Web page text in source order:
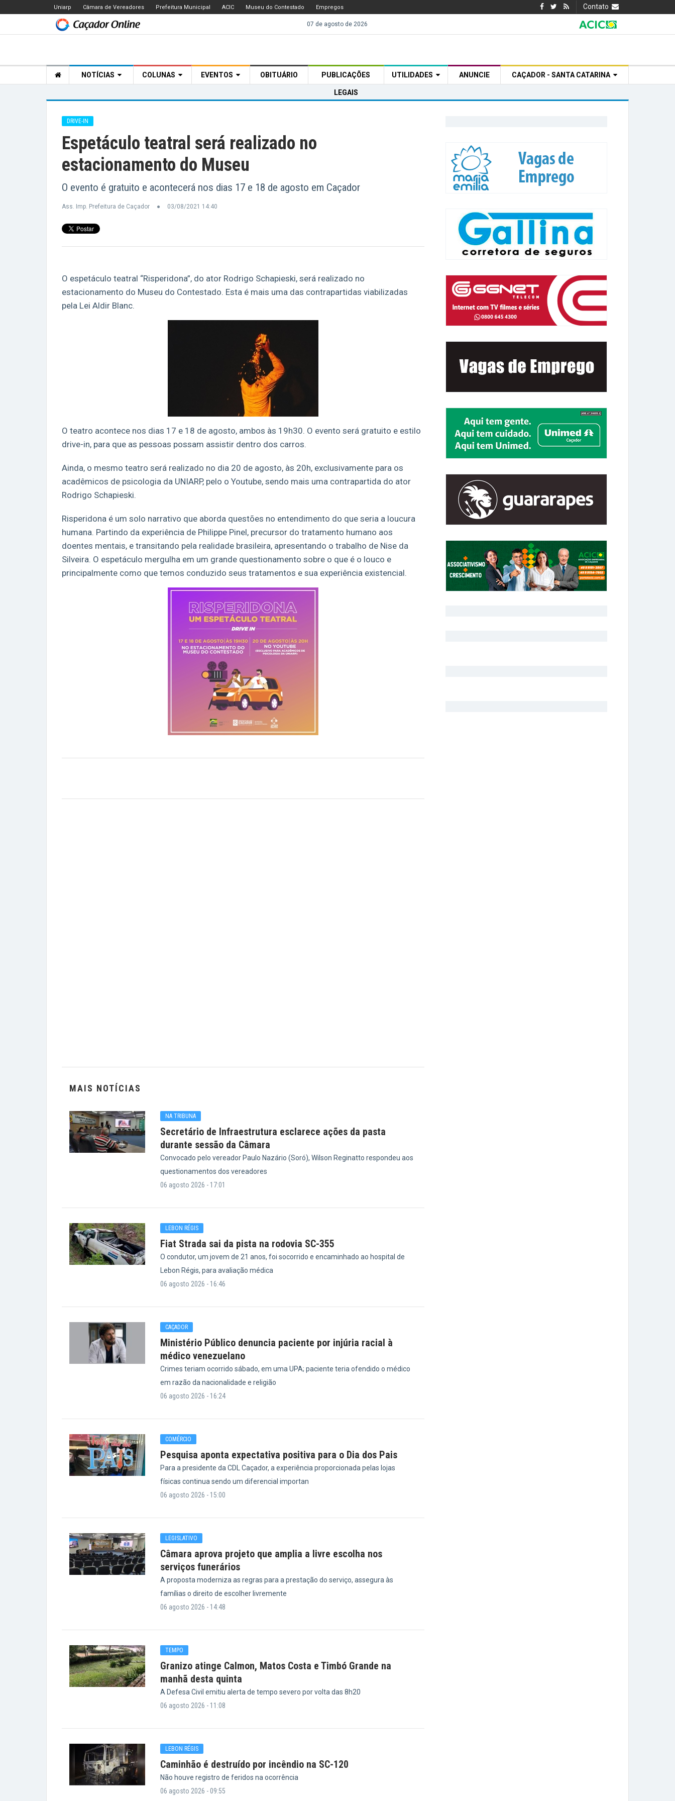
Uniarp Câmara de Vereadores Prefeitura Municipal ACIC Museu do Contestado Empregos Contato
07 de agosto de 2026
NOTÍCIAS COLUNAS EVENTOS OBITUÁRIO PUBLICAÇÕES
LEGAIS
UTILIDADES ANUNCIE CAÇADOR - SANTA CATARINA
DRIVE-IN
Espetáculo teatral será realizado no
estacionamento do Museu
O evento é gratuito e acontecerá nos dias 17 e 18 de agosto em Caçador
Ass. Imp. Prefeitura de Caçador 03/08/2021 14:40
O espetáculo teatral “Risperidona”, do ator Rodrigo Schapieski, será realizado no
estacionamento do Museu do Contestado. Esta é mais uma das contrapartidas viabilizadas
pela Lei Aldir Blanc.
O teatro acontece nos dias 17 e 18 de agosto, ambos às 19h30. O evento será gratuito e estilo
drive-in, para que as pessoas possam assistir dentro dos carros.
Ainda, o mesmo teatro será realizado no dia 20 de agosto, às 20h, exclusivamente para os
acadêmicos de psicologia da UNIARP, pelo o Youtube, sendo mais uma contrapartida do ator
Rodrigo Schapieski.
Risperidona é um solo narrativo que aborda questões no entendimento do que seria a loucura
humana. Partindo da experiência de Philippe Pinel, precursor do tratamento humano aos
doentes mentais, e transitando pela realidade brasileira, apresentando o trabalho de Nise da
Silveira. O espetáculo mergulha em um grande questionamento sobre o que é o louco e
principalmente como que temos conduzido seus tratamentos e sua experiência existencial.
MAIS NOTÍCIAS
NA TRIBUNA
Secretário de Infraestrutura esclarece ações da pasta
durante sessão da Câmara
Convocado pelo vereador Paulo Nazário (Soró), Wilson Reginatto respondeu aos
questionamentos dos vereadores
06 agosto 2026 - 17:01
LEBON RÉGIS
Fiat Strada sai da pista na rodovia SC-355
O condutor, um jovem de 21 anos, foi socorrido e encaminhado ao hospital de
Lebon Régis, para avaliação médica
06 agosto 2026 - 16:46
CAÇADOR
Ministério Público denuncia paciente por injúria racial à
médico venezuelano
Crimes teriam ocorrido sábado, em uma UPA; paciente teria ofendido o médico
em razão da nacionalidade e religião
06 agosto 2026 - 16:24
COMÉRCIO
Pesquisa aponta expectativa positiva para o Dia dos Pais
Para a presidente da CDL Caçador, a experiência proporcionada pelas lojas
físicas continua sendo um diferencial importan
06 agosto 2026 - 15:00
LEGISLATIVO
Câmara aprova projeto que amplia a livre escolha nos
serviços funerários
A proposta moderniza as regras para a prestação do serviço, assegura às
famílias o direito de escolher livremente
06 agosto 2026 - 14:48
TEMPO
Granizo atinge Calmon, Matos Costa e Timbó Grande na
manhã desta quinta
A Defesa Civil emitiu alerta de tempo severo por volta das 8h20
06 agosto 2026 - 11:08
LEBON RÉGIS
Caminhão é destruído por incêndio na SC-120
Não houve registro de feridos na ocorrência
06 agosto 2026 - 09:55